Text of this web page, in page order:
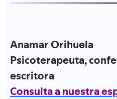
Anamar Orihuela
Psicoterapeuta,
escritora
Consulta a nuestra